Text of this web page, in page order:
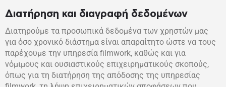
Διατήρηση και διαγραφή δεδομένων
Διατηρούμε τα προσωπικά δεδομένα των χρηστών μας
για όσο χρονικό διάστημα είναι απαραίτητο ώστε να τους
παρέχουμε την υπηρεσία filmwork, καθώς και για
νόμιμους και ουσιαστικούς επιχειρηματικούς σκοπούς,
όπως για τη διατήρηση της απόδοσης της υπηρεσίας